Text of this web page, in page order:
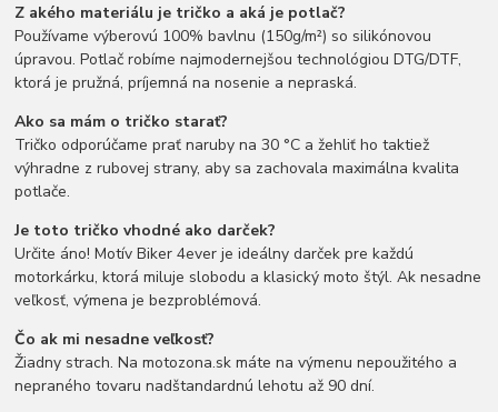
Z akého materiálu je tričko a aká je potlač?
Používame výberovú 100% bavlnu (150g/m²) so silikónovou
úpravou. Potlač robíme najmodernejšou technológiou DTG/DTF,
ktorá je pružná, príjemná na nosenie a nepraská.
Ako sa mám o tričko starať?
Tričko odporúčame prať naruby na 30 °C a žehliť ho taktiež
výhradne z rubovej strany, aby sa zachovala maximálna kvalita
potlače.
Je toto tričko vhodné ako darček?
Určite áno! Motív Biker 4ever je ideálny darček pre každú
motorkárku, ktorá miluje slobodu a klasický moto štýl. Ak nesadne
veľkosť, výmena je bezproblémová.
Čo ak mi nesadne veľkosť?
Žiadny strach. Na motozona.sk máte na výmenu nepoužitého a
nepraného tovaru nadštandardnú lehotu až 90 dní.